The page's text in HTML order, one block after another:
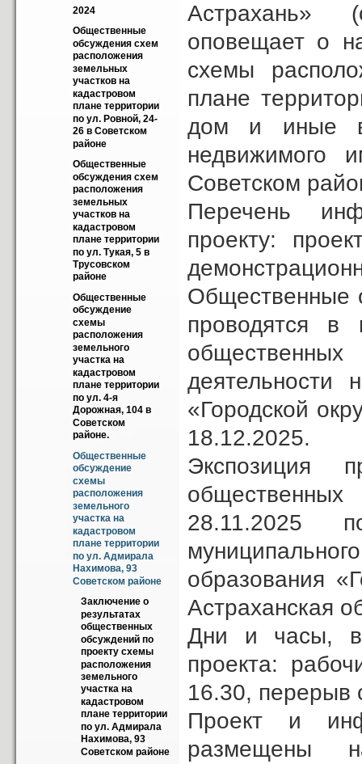
2024
Общественные
обсуждения схем
расположения
земельных
участков на
кадастровом
плане территории
по ул. Ровной, 24-
26 в Советском
районе
Общественные
обсуждения схем
расположения
земельных
участков на
кадастровом
плане территории
по ул. Тукая, 5 в
Трусовском
районе
Общественные
обсуждение
схемы
расположения
земельного
участка на
кадастровом
плане территории
по ул. 4-я
Дорожная, 104 в
Советском
районе.
Общественные
обсуждение
схемы
расположения
земельного
участка на
кадастровом
плане территории
по ул. Адмирала
Нахимова, 93
Советском районе
Заключение о
результатах
общественных
обсуждений по
проекту схемы
расположения
земельного
участка на
кадастровом
плане территории
по ул. Адмирала
Нахимова, 93
Советском районе
Астрахань»
оповещает о
схемы
плане
дом и иные
недвижимого
Советском
Перечень
проекту:
Общественные
проводятся в
общественных
деятельности
«Городской
18.12.2025.
Экспозиция
28.11.2025
образования
Астраханская
Дни и часы, в
проекта:
16.30, перерыв
Проект и
размещены